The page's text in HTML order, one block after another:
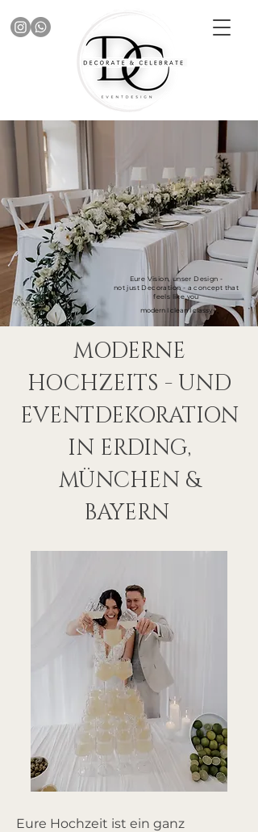
Eure Vision, unser Design -
not just Decoration - a concept that
feels like you
modern I clean I classy
MODERNE
HOCHZEITS - UND
EVENTDEKORATION
IN ERDING,
MÜNCHEN &
BAYERN
Eure Hochzeit ist ein ganz